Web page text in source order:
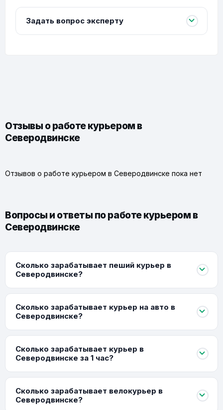
Задать вопрос эксперту
Отзывы о работе курьером в
Северодвинске
Отзывов о работе курьером в Северодвинске пока нет
Вопросы и ответы по работе курьером в
Северодвинске
Сколько зарабатывает пеший курьер в
Северодвинске?
Сколько зарабатывает курьер на авто в
Северодвинске?
Сколько зарабатывает курьер в
Северодвинске за 1 час?
Сколько зарабатывает велокурьер в
Северодвинске?